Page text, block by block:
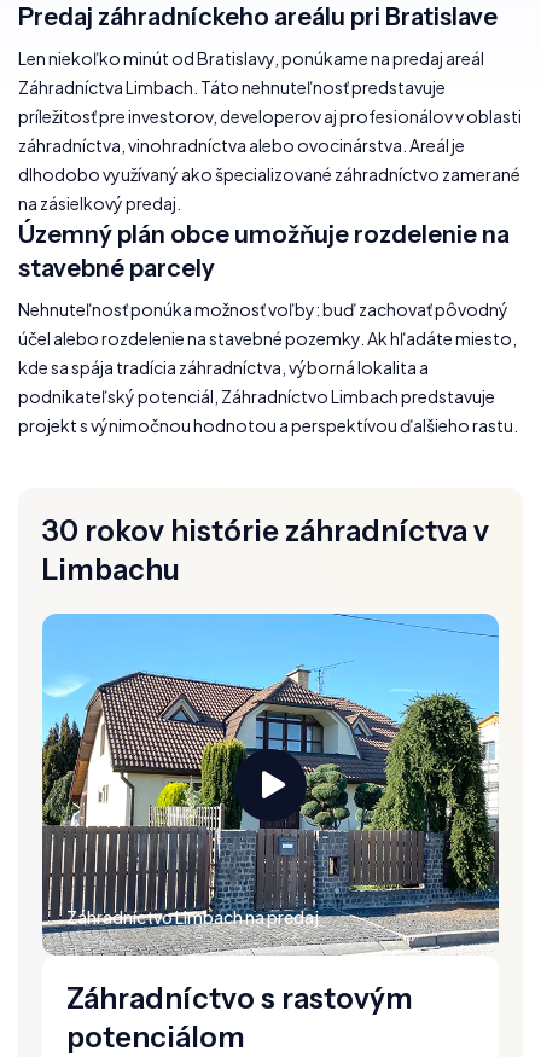
Predaj záhradníckeho areálu pri Bratislave
Len niekoľko minút od Bratislavy, ponúkame na predaj areál
Záhradníctva Limbach. Táto nehnuteľnosť predstavuje
príležitosť pre investorov, developerov aj profesionálov v oblasti
záhradníctva, vinohradníctva alebo ovocinárstva. Areál je
dlhodobo využívaný ako špecializované záhradníctvo zamerané
na zásielkový predaj.
Územný plán obce umožňuje rozdelenie na
stavebné parcely
Nehnuteľnosť ponúka možnosť voľby: buď zachovať pôvodný
účel alebo rozdelenie na stavebné pozemky. Ak hľadáte miesto,
kde sa spája tradícia záhradníctva, výborná lokalita a
podnikateľský potenciál, Záhradníctvo Limbach predstavuje
projekt s výnimočnou hodnotou a perspektívou ďalšieho rastu.
30 rokov histórie záhradníctva v
Limbachu
Záhradníctvo Limbach na predaj
Záhradníctvo s rastovým
potenciálom